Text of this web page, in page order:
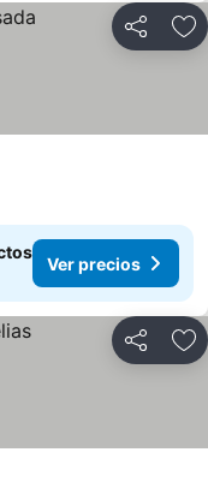
Compartir
Ver precios
Compartir